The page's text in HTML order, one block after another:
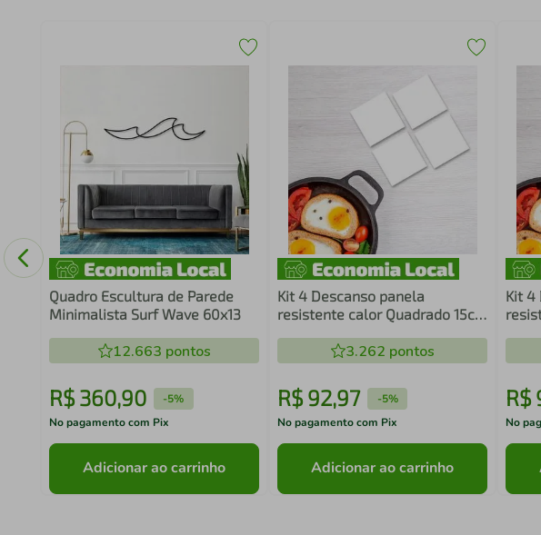
Quadro Escultura de Parede
Minimalista Surf Wave 60x13
12.663 pontos
R$ 360,90 -5%
No pagamento com Pix
Adicionar ao carrinho
Kit 4 Descanso panela
resistente calor Quadrado 15cm
3.262 pontos
R$ 92,97 -5%
No pagamento com Pix
Adicionar ao carrinho
Kit 4
R$
No